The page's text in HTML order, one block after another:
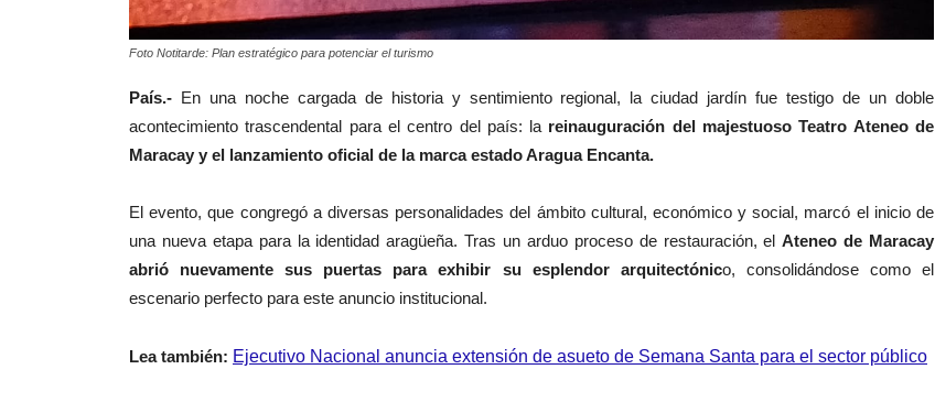
Foto Notitarde: Plan estratégico para potenciar el turismo
País.- En una noche cargada de historia y sentimiento regional, la ciudad jardín fue testigo de un doble
acontecimiento trascendental para el centro del país: la reinauguración del majestuoso Teatro Ateneo de
Maracay y el lanzamiento oficial de la marca estado Aragua Encanta.
‎El evento, que congregó a diversas personalidades del ámbito cultural, económico y social, marcó el inicio de
una nueva etapa para la identidad aragüeña. Tras un arduo proceso de restauración, elAteneo de Maracay
abrió nuevamente sus puertas para exhibir su esplendor arquitectónico, consolidándose como el
escenario perfecto para este anuncio institucional.
Lea también: Ejecutivo Nacional anuncia extensión de asueto de Semana Santa para el sector público